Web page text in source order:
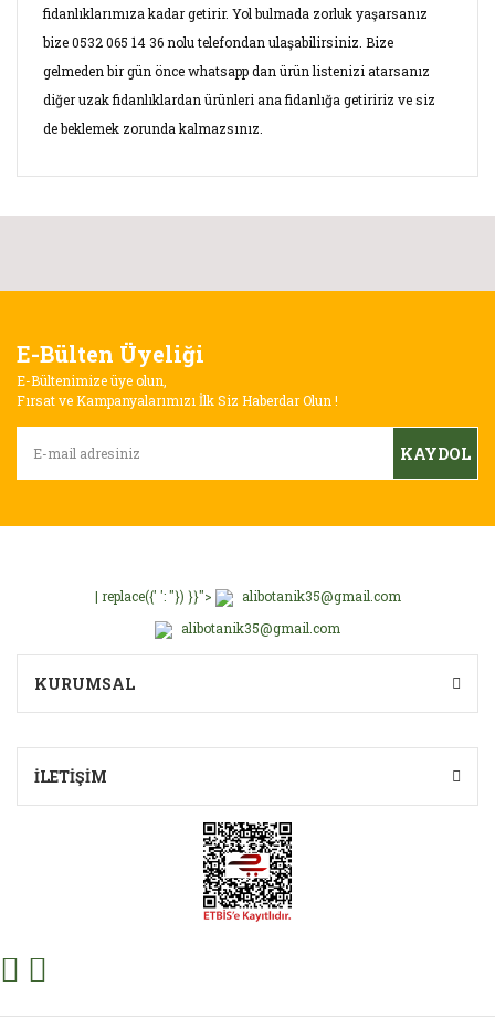
fidanlıklarımıza kadar getirir. Yol bulmada zorluk yaşarsanız
bize 0532 065 14 36 nolu telefondan ulaşabilirsiniz. Bize
gelmeden bir gün önce whatsapp dan ürün listenizi atarsanız
diğer uzak fidanlıklardan ürünleri ana fidanlığa getiririz ve siz
de beklemek zorunda kalmazsınız.
Görüş ve önerileriniz için teşekkür ederiz.
Ürün resmi kalitesiz, bozuk veya görüntülenemiyor.
Ürün açıklamasında eksik bilgiler bulunuyor.
Ürün fiyatı diğer sitelerden daha pahalı.
E-Bülten Üyeliği
E-Bültenimize üye olun,
Fırsat ve Kampanyalarımızı İlk Siz Haberdar Olun !
KAYDOL
| replace({' ': ''}) }}">
alibotanik35@gmail.com
alibotanik35@gmail.com
KURUMSAL
İLETİŞİM